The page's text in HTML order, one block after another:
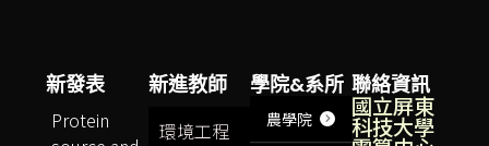
聯絡資訊
國立屏東
科技大學
學院&系所
農學院
新進教師
環境工程
新發表
Protein